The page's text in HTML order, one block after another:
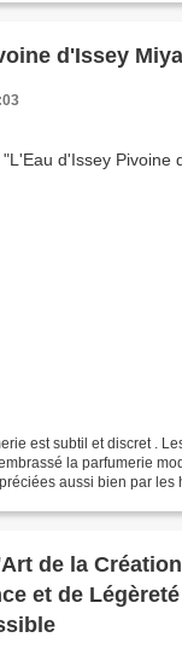
d'Issey
est subtil et discret .
la parfumerie
aussi bien par les
de la
et de